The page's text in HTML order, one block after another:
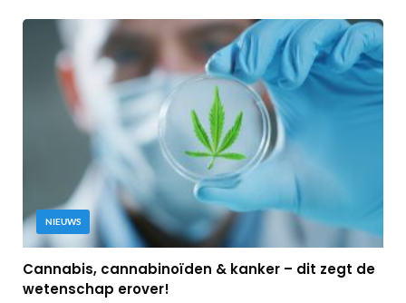
NIEUWS
Cannabis, cannabinoïden & kanker – dit zegt de
wetenschap erover!